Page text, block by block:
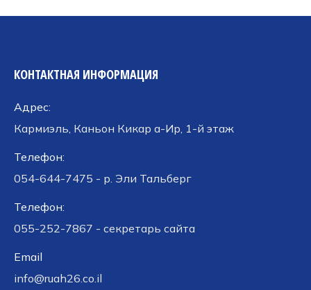
КОНТАКТНАЯ ИНФОРМАЦИЯ
Адрес:
Кармиэль, Каньон Кикар а-Ир, 1-й этаж
Телефон:
054-644-7475 - р. Эли Тальберг
Телефон:
055-252-7867 - секретарь сайта
Email
info@ruah26.co.il